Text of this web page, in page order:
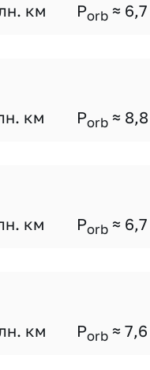
км Porb ≈ 6,7
км Porb ≈ 8,8
км Porb ≈ 6,7
км Porb ≈ 7,6